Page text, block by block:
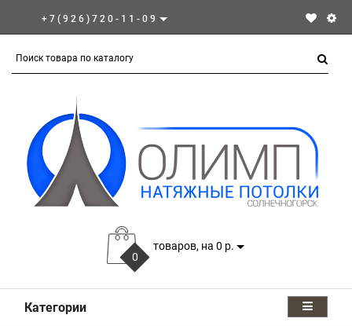
+7(926)720-11-09
0
товаров, на 0 р.
Категории